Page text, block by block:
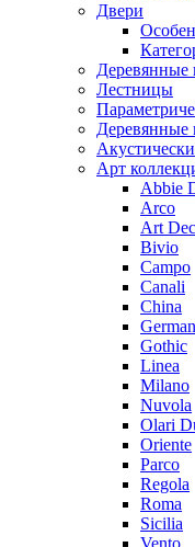
Двери
Деревянные
Лестницы
Деревянные
Арт
Abbie
Arco
Art
Bivio
Campo
Canali
China
Gothic
Linea
Milano
Nuvola
Olari
Oriente
Parco
Regola
Roma
Sicilia
Vento